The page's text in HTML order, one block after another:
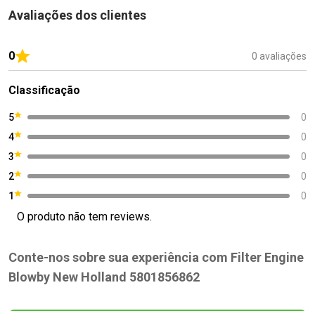
Avaliações dos clientes
0 0 avaliações
Classificação
5
0
4
0
3
0
2
0
1
0
O produto não tem reviews.
Conte-nos sobre sua experiência com Filter Engine
Blowby New Holland 5801856862